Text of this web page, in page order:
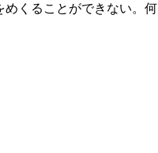
めくることができない。何